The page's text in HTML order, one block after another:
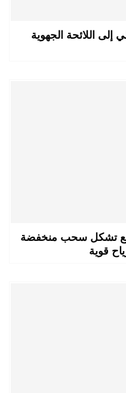
إلى اللائحة الجهوية
تشكل سحب منخفضة
قوية